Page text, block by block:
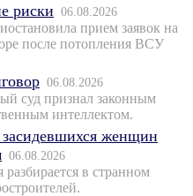
риски 06.08.2026
прием заявок на
после потопления ВСУ
06.08.2026
суд признал законным
интеллектом.
женщин
06.08.2026
в странном